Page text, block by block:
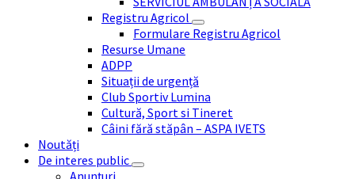
Registru Agricol
Formulare Registru Agricol
Resurse Umane
ADPP
Situații de urgență
Club Sportiv Lumina
Cultură, Sport si Tineret
Câini fără stăpân – ASPA IVETS
Noutăți
De interes public
Anunțuri